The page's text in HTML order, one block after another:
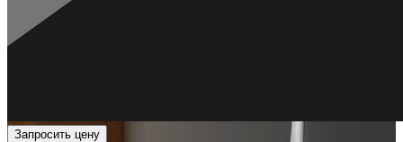
Запросить цену